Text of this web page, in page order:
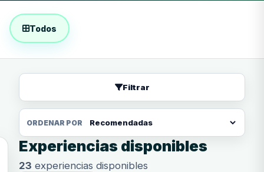
Todos
Filtrar
ORDENAR POR
Experiencias disponibles
23 experiencias disponibles